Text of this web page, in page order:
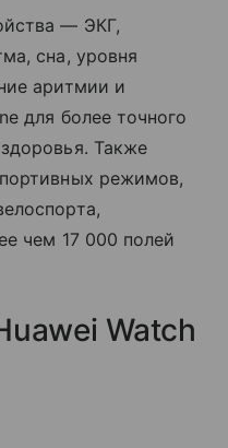
— ЭКГ,
сна, уровня
аритмии и
для более точного
Также
режимов,
чем 17 000 полей
Watch